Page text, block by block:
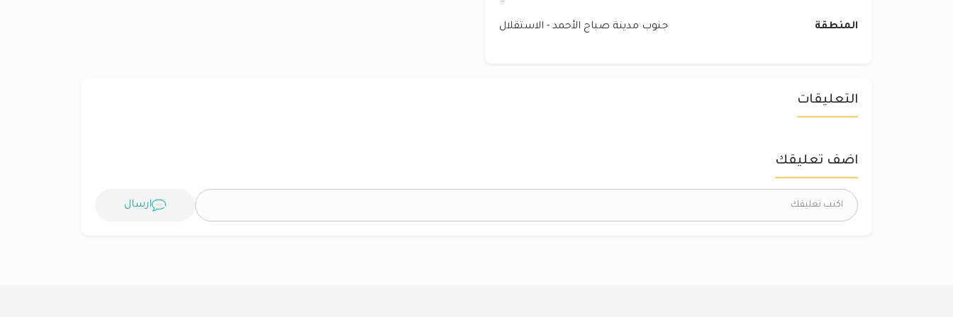
المنطقة جنوب مدينة صباح الأحمد - الاستقلال
التعليقات
اضف تعليقك
ارسال